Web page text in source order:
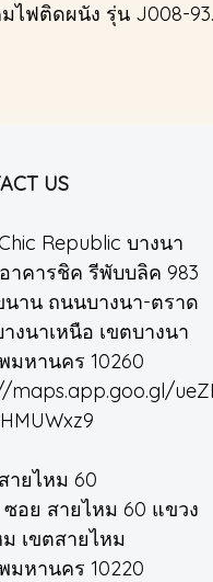
โค
US
Republic บางนา
าคารชิค รีพับบลิค 983
าน ถนนบางนา-ตราด
งนาเหนือ เขตบางนา
มหานคร 10260
maps.app.goo.gl/
ายไหม 60
ซอย สายไหม 60 แขวง
เขตสายไหม
มหานคร 10220